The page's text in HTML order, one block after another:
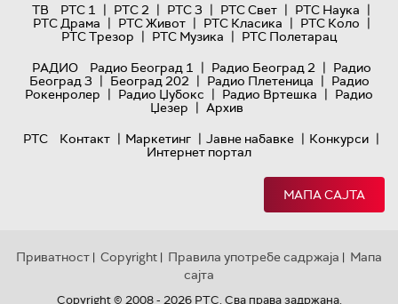
ТВ
РТС 1 | РТС 2 | РТС 3 | РТС Свет | РТС Наука |
РТС Драма | РТС Живот | РТС Класика | РТС Коло |
РТС Трезор | РТС Музика | РТС Полетарац
РАДИО
Радио Београд 1 | Радио Београд 2 | Радио
Београд 3 | Београд 202 | Радио Плетеница | Радио
Рокенролер | Радио Џубокс | Радио Вртешка | Радио
Џезер | Архив
РТС
Контакт | Маркетинг | Јавне набавке | Конкурси |
Интернет портал
МАПА САЈТА
Приватност | Copyright | Правила употребе садржаја | Мапа
сајта
Copyright © 2008 - 2026 РТС. Сва права задржана.